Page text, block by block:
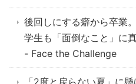
後回しにする癖から卒業
学生も「面倒なこと」に
- Face the Challenge
「2度と戻らない夏」に懸